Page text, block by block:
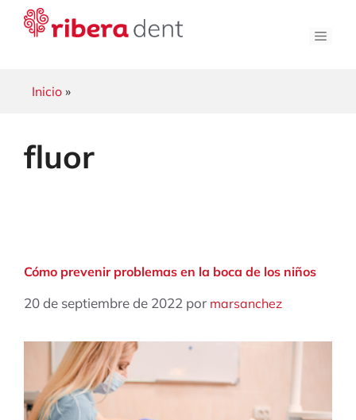
Saltar
Inicio »
fluor
Cómo prevenir problemas en la boca de los niños
20 de septiembre de 2022 por marsanchez